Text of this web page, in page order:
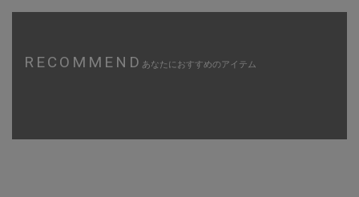
RECOMMEND あなたにおすすめのアイテム